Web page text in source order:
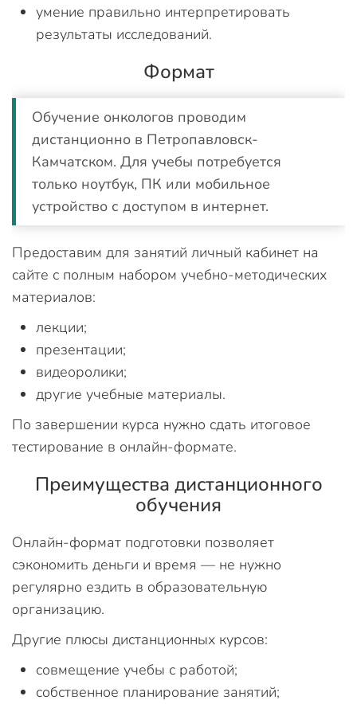
умение правильно интерпретировать
результаты исследований.
Формат
Обучение онкологов проводим
дистанционно в Петропавловск-
Камчатском. Для учебы потребуется
только ноутбук, ПК или мобильное
устройство с доступом в интернет.
Предоставим для занятий личный кабинет на
сайте с полным набором учебно-методических
материалов:
лекции;
презентации;
видеоролики;
другие учебные материалы.
По завершении курса нужно сдать итоговое
тестирование в онлайн-формате.
Преимущества дистанционного
обучения
Онлайн-формат подготовки позволяет
сэкономить деньги и время — не нужно
регулярно ездить в образовательную
организацию.
Другие плюсы дистанционных курсов:
совмещение учебы с работой;
собственное планирование занятий;